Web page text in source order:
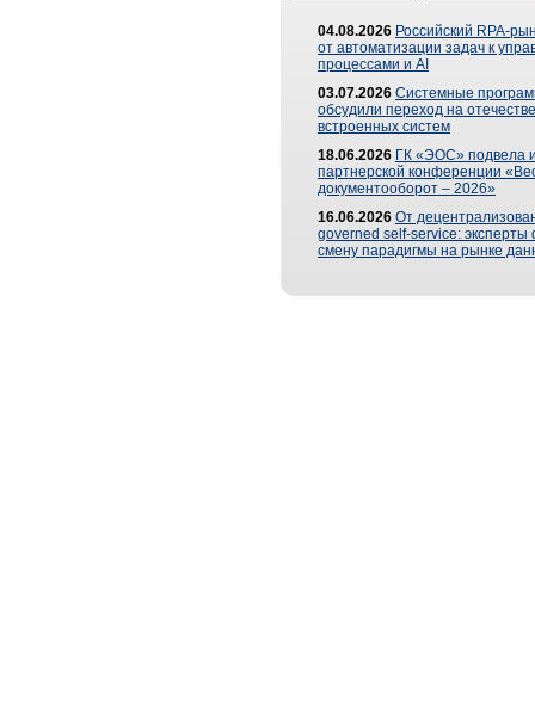
04.08.2026 Российский RPA-
от автоматизации задач к
процессами и AI
03.07.2026 Системные
обсудили переход на
встроенных систем
18.06.2026 ГК «ЭОС» подвела
партнерской конференции
документооборот – 2026»
16.06.2026 От
governed self-service: эксперты
смену парадигмы на рынке